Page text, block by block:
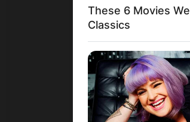
These 6 Movies
Classics